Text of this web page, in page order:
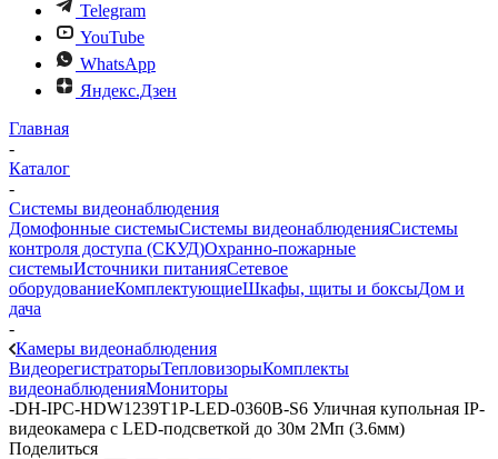
Telegram
YouTube
WhatsApp
Яндекс.Дзен
Главная
-
Каталог
-
Системы видеонаблюдения
Домофонные системыСистемы видеонаблюденияСистемы
контроля доступа (СКУД)Охранно-пожарные
системыИсточники питанияСетевое
оборудованиеКомплектующиеШкафы, щиты и боксыДом и
дача
-
Камеры видеонаблюдения
ВидеорегистраторыТепловизорыКомплекты
видеонаблюденияМониторы
-DH-IPC-HDW1239T1P-LED-0360B-S6 Уличная купольная IP-
видеокамера с LED-подсветкой до 30м 2Мп (3.6мм)
Поделиться